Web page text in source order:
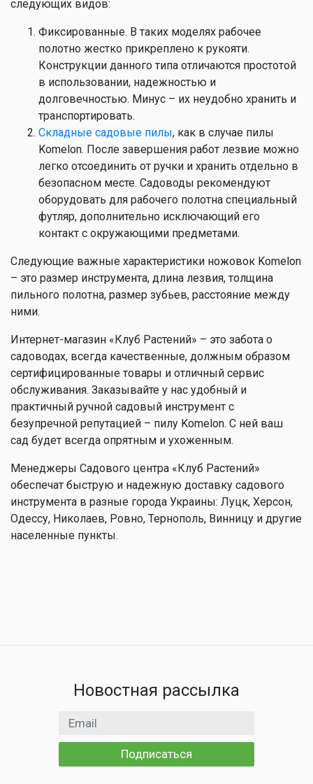
следующих видов:
Фиксированные. В таких моделях рабочее
полотно жестко прикреплено к рукояти.
Конструкции данного типа отличаются простотой
в использовании, надежностью и
долговечностью. Минус – их неудобно хранить и
транспортировать.
Складные садовые пилы, как в случае пилы
Komelon. После завершения работ лезвие можно
легко отсоединить от ручки и хранить отдельно в
безопасном месте. Садоводы рекомендуют
оборудовать для рабочего полотна специальный
футляр, дополнительно исключающий его
контакт с окружающими предметами.
Следующие важные характеристики ножовок Komelon
– это размер инструмента, длина лезвия, толщина
пильного полотна, размер зубьев, расстояние между
ними.
Интернет-магазин «Клуб Растений» – это забота о
садоводах, всегда качественные, должным образом
сертифицированные товары и отличный сервис
обслуживания. Заказывайте у нас удобный и
практичный ручной садовый инструмент с
безупречной репутацией – пилу Komelon. С ней ваш
сад будет всегда опрятным и ухоженным.
Менеджеры Садового центра «Клуб Растений»
обеспечат быструю и надежную доставку садового
инструмента в разные города Украины: Луцк, Херсон,
Одессу, Николаев, Ровно, Тернополь, Винницу и другие
населенные пункты.
Новостная рассылка
Email адрес
Подписаться